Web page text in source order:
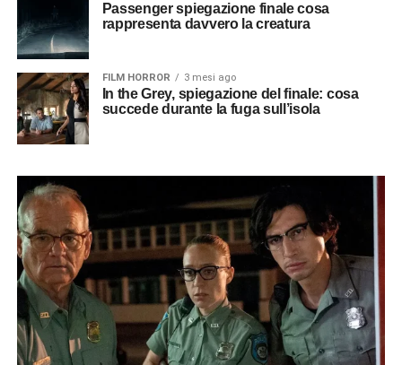
Passenger spiegazione finale cosa
rappresenta davvero la creatura
FILM HORROR 3 mesi ago
succede durante la fuga sull’isola